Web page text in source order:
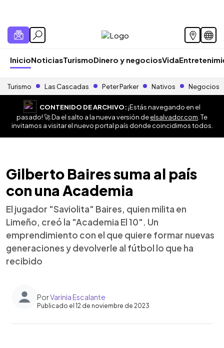
InicioNoticiasTurismoDinero y negociosVida
Turismo Las Cascadas Peter Parker Nativos Negocios
CONTENIDO DE ARCHIVO:¡Estás navegando en el
pasado! 🚀 Da el salto a la nueva versión deelsalvador.com . Te
invitamos a visitar el nuevo portal país donde coincidimos todos.
Gilberto Baires suma al país
con una Academia
El jugador "Saviolita" Baires, quien milita en
Limeño, creó la "Academia El 10". Un
emprendimiento con el que quiere formar nuevas
generaciones y devolverle al fútbol lo que ha
recibido
PorVarinia Escalante
Publicado el 12 de noviembre de 2023